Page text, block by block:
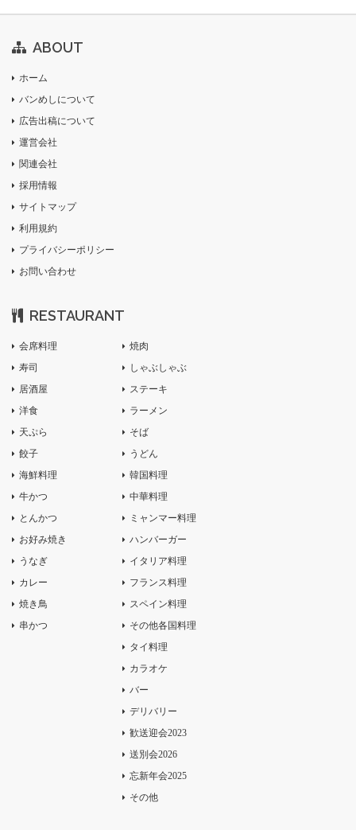
ABOUT
ホーム
バンめしについて
広告出稿について
運営会社
関連会社
採用情報
サイトマップ
利用規約
プライバシーポリシー
お問い合わせ
RESTAURANT
会席料理
寿司
居酒屋
洋食
天ぷら
餃子
海鮮料理
牛かつ
とんかつ
お好み焼き
うなぎ
カレー
焼き鳥
串かつ
焼肉
しゃぶしゃぶ
ステーキ
ラーメン
そば
うどん
韓国料理
中華料理
ミャンマー料理
ハンバーガー
イタリア料理
フランス料理
スペイン料理
その他各国料理
タイ料理
カラオケ
バー
デリバリー
歓送迎会2023
送別会2026
忘新年会2025
その他